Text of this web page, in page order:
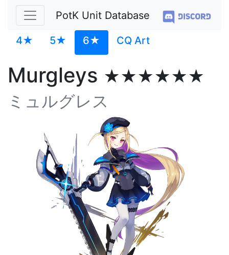
PotK Unit Database
4★ 5★ 6★ CQ Art
Murgleys ★★★★★★
ミュルグレス